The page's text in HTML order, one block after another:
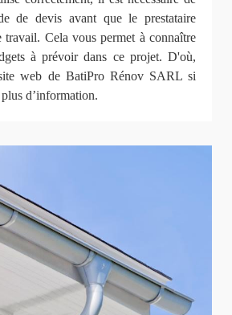
de devis avant que le prestataire
travail. Cela vous permet à connaître
à prévoir dans ce projet. D'où,
web de BatiPro Rénov SARL si
d’information.